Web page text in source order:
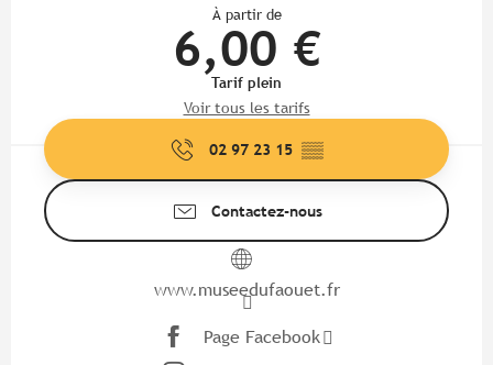
À partir de
6,00 €
Tarif plein
Voir tous les tarifs
02 97 23 15 ▒▒
Contactez-nous
www.museedufaouet.fr
Page Facebook